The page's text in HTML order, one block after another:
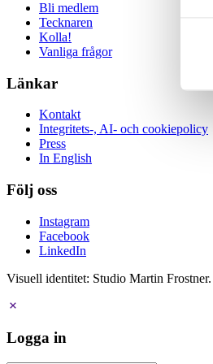
Bli medlem
Tecknaren
Kolla!
Vanliga frågor
Länkar
Kontakt
Integritets-, AI- och cookiepolicy
Press
In English
Följ oss
Instagram
Facebook
LinkedIn
Visuell identitet: Studio Martin
Logga in